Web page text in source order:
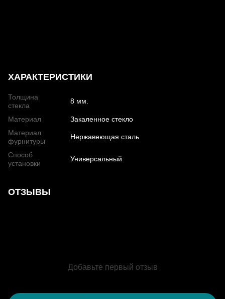
ХАРАКТЕРИСТИКИ
Толщина
стекла
8 мм.
Материал
Закаленное стекло
Материал
фурнитуры
Нержавеющая сталь
Способ
установки
Универсальный
ОТЗЫВЫ
Добавьте первый отзыв